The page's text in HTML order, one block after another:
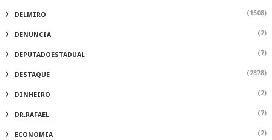
DELMIRO (1508)
DENUNCIA (2)
DEPUTADOESTADUAL (7)
DESTAQUE (2878)
DINHEIRO (2)
DR.RAFAEL (7)
ECONOMIA (2)